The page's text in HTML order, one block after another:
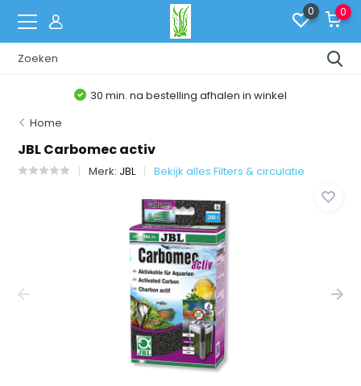
0 0
30 min. na bestelling afhalen in winkel
Home
JBL Carbomec activ
Merk: JBL Bekijk alles Filters & circulatie